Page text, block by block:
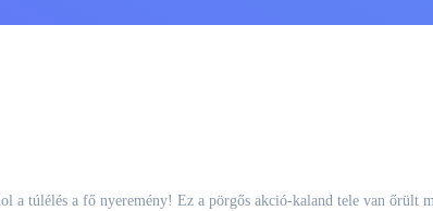
a túlélés a fő nyeremény! Ez a pörgős akció-kaland tele van őrült